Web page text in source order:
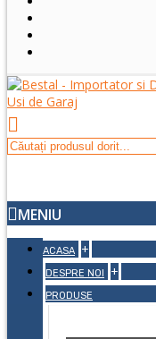
MENIU
ACASA +
DESPRE NOI +
PRODUSE